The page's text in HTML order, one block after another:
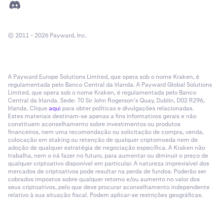
© 2011 - 2026 Payward, Inc.
A Payward Europe Solutions Limited, que opera sob o nome Kraken, é
regulamentada pelo Banco Central da Irlanda. A Payward Global Solutions
Limited, que opera sob o nome Kraken, é regulamentada pelo Banco
Central da Irlanda. Sede: 70 Sir John Rogerson’s Quay, Dublin, D02 R296,
Irlanda. Cliqueaqui para obter políticas e divulgações relacionadas.
Estes materiais destinam-se apenas a fins informativos gerais e não
constituem aconselhamento sobre investimentos ou produtos
financeiros, nem uma recomendação ou solicitação de compra, venda,
colocação em staking ou retenção de qualquer criptomoeda nem de
adoção de qualquer estratégia de negociação específica. A Kraken não
trabalha, nem o irá fazer no futuro, para aumentar ou diminuir o preço de
qualquer criptoativo disponível em particular. A natureza imprevisível dos
mercados de criptoativos pode resultar na perda de fundos. Poderão ser
cobrados impostos sobre qualquer retorno e/ou aumento no valor dos
seus criptoativos, pelo que deve procurar aconselhamento independente
relativo à sua situação fiscal. Podem aplicar-se restrições geográficas.